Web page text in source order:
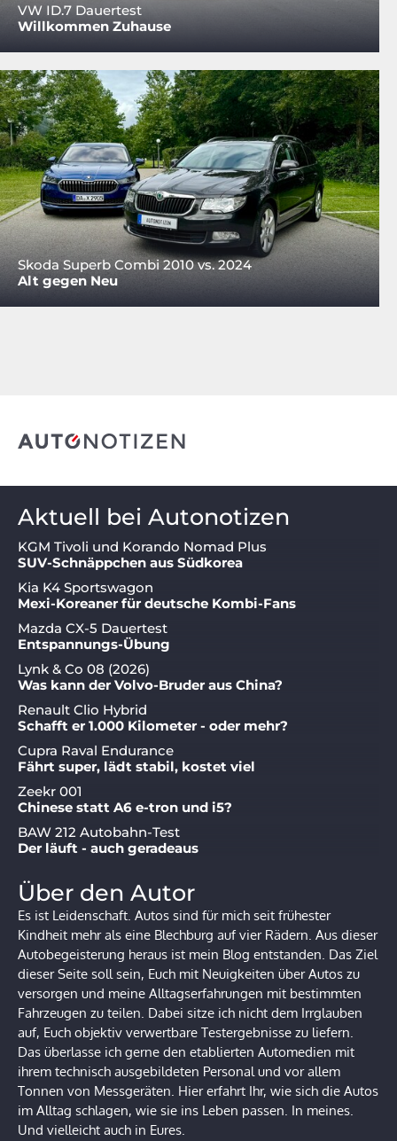
VW ID.7 Dauertest
Willkommen Zuhause
Skoda Superb Combi 2010 vs. 2024
Alt gegen Neu
Aktuell bei Autonotizen
KGM Tivoli und Korando Nomad Plus
SUV-Schnäppchen aus Südkorea
Kia K4 Sportswagon
Mexi-Koreaner für deutsche Kombi-Fans
Mazda CX-5 Dauertest
Entspannungs-Übung
Lynk & Co 08 (2026)
Was kann der Volvo-Bruder aus China?
Renault Clio Hybrid
Schafft er 1.000 Kilometer - oder mehr?
Cupra Raval Endurance
Fährt super, lädt stabil, kostet viel
Zeekr 001
Chinese statt A6 e-tron und i5?
BAW 212 Autobahn-Test
Der läuft - auch geradeaus
Über den Autor
Es ist Leidenschaft. Autos sind für mich seit frühester
Kindheit mehr als eine Blechburg auf vier Rädern. Aus dieser
Autobegeisterung heraus ist mein Blog entstanden. Das Ziel
dieser Seite soll sein, Euch mit Neuigkeiten über Autos zu
versorgen und meine Alltagserfahrungen mit bestimmten
Fahrzeugen zu teilen. Dabei sitze ich nicht dem Irrglauben
auf, Euch objektiv verwertbare Testergebnisse zu liefern.
Das überlasse ich gerne den etablierten Automedien mit
ihrem technisch ausgebildeten Personal und vor allem
Tonnen von Messgeräten. Hier erfahrt Ihr, wie sich die Autos
im Alltag schlagen, wie sie ins Leben passen. In meines.
Und vielleicht auch in Eures.